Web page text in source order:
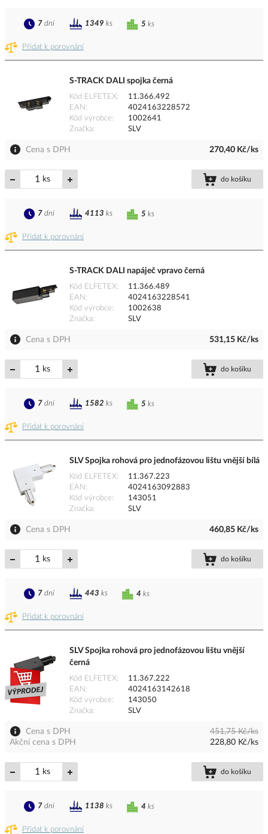
Přidat k porovnání
5 ks
7 dní 1349 ks
S-TRACK DALI spojka černá
Kód ELFETEX
11.366.492
EAN
4024163228572
Kód výrobce
1002641
Značka
SLV
Cena s DPH 270,40 Kč/ks
ks do košíku
Přidat k porovnání
5 ks
7 dní 4113 ks
S-TRACK DALI napáječ vpravo černá
Kód ELFETEX
11.366.489
EAN
4024163228541
Kód výrobce
1002638
Značka
SLV
Cena s DPH 531,15 Kč/ks
ks do košíku
Přidat k porovnání
5 ks
7 dní 1582 ks
SLV Spojka rohová pro jednofázovou lištu vnější bílá
Kód ELFETEX
11.367.223
EAN
4024163092883
Kód výrobce
143051
Značka
SLV
Cena s DPH 460,85 Kč/ks
ks do košíku
Přidat k porovnání
4 ks
7 dní 443 ks
SLV Spojka rohová pro jednofázovou lištu vnější
černá
Kód ELFETEX
11.367.222
EAN
4024163142618
Kód výrobce
143050
Značka
SLV
Cena s DPH
451,75 Kč/ks
Akční cena s DPH
228,80 Kč/ks
ks do košíku
Přidat k porovnání
4 ks
7 dní 1138 ks